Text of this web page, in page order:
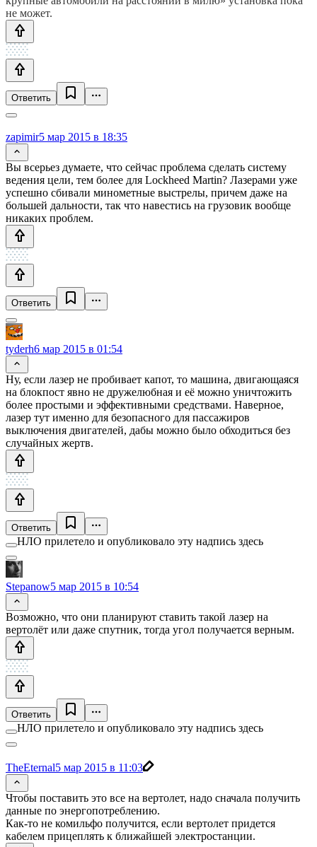
не может.
Ответить
zapimir5 мар 2015 в 18:35
Вы всерьез думаете, что сейчас проблема сделать систему
ведения цели, тем более для Lockheed Martin? Лазерами уже
успешно сбивали минометные выстрелы, причем даже на
большей дальности, так что навестись на грузовик вообще
никаких проблем.
Ответить
tyderh6 мар 2015 в 01:54
Ну, если лазер не пробивает капот, то машина, двигающаяся
на блокпост явно не дружелюбная и её можно уничтожить
более простыми и эффективными средствами. Наверное,
лазер тут именно для безопасного для пассажиров
выключения двигателей, дабы можно было обходиться без
случайных жертв.
Ответить
НЛО прилетело и опубликовало эту надпись здесь
Stepanow5 мар 2015 в 10:54
Возможно, что они планируют ставить такой лазер на
вертолёт или даже спутник, тогда угол получается верным.
Ответить
НЛО прилетело и опубликовало эту надпись здесь
TheEternal5 мар 2015 в 11:03
Чтобы поставить это все на вертолет, надо сначала получить
данные по энергопотреблению.
Как-то не комильфо получится, если вертолет придется
кабелем прицеплять к ближайшей электростанции.